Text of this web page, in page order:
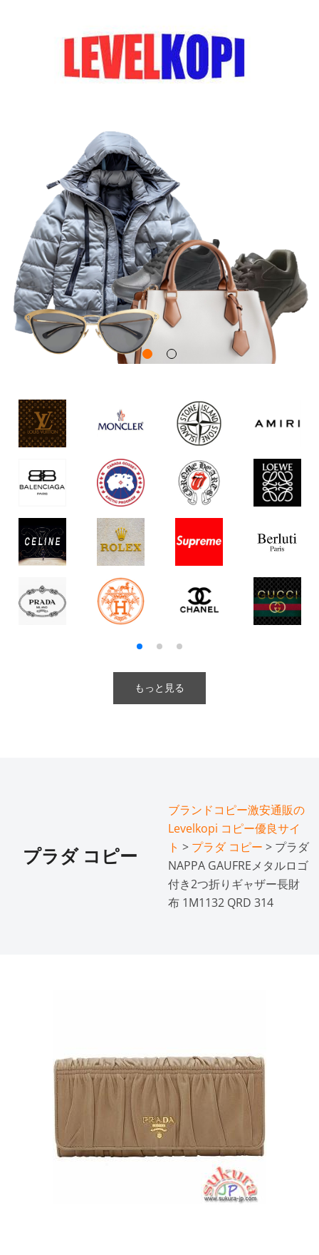
もっと見る
プラダ コピー
ブランドコピー激安通販の
Levelkopi コピー優良サイ
ト > プラダ コピー > プラダ
NAPPA GAUFREメタルロゴ
付き2つ折りギャザー長財
布 1M1132 QRD 314